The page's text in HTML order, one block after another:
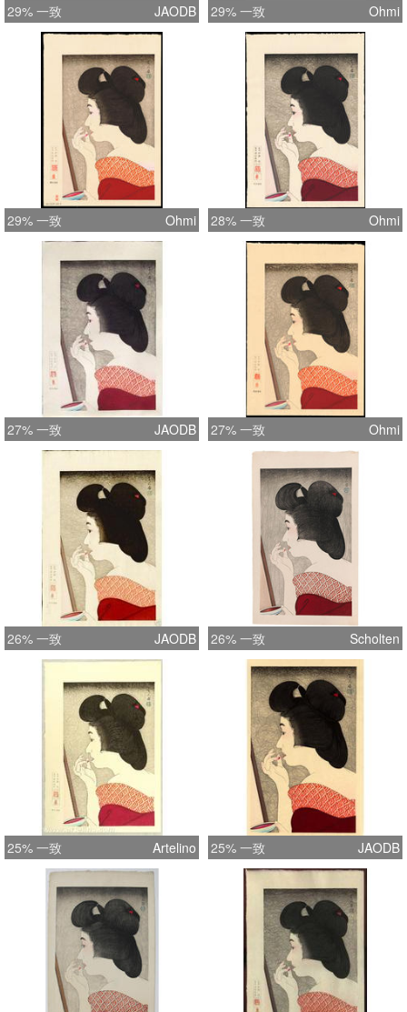
29% 一致 JAODB 29% 一致 Ohmi
29% 一致 Ohmi 28% 一致 Ohmi
27% 一致 JAODB 27% 一致 Ohmi
26% 一致 JAODB 26% 一致 Scholten
25% 一致 Artelino 25% 一致 JAODB